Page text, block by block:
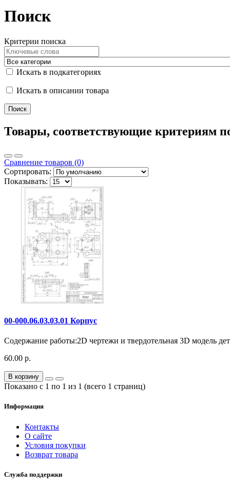
Поиск
Критерии поиска
Искать в подкатегориях
Искать в описании товара
Товары, соответствующие критериям
Сравнение товаров (0)
Сортировать:
Показывать:
00-000.06.03.03.01 Корпус
Содержание работы:2D чертежи и твердотельная 3D модель
60.00 р.
В корзину
Показано с 1 по 1 из 1 (всего 1 страниц)
Информация
Контакты
О сайте
Условия покупки
Возврат товара
Служба поддержки